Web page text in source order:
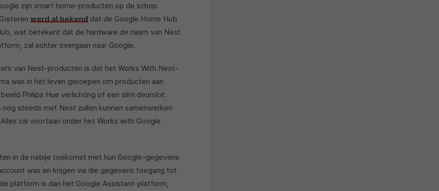
zijn smart home-producten op de schop
werd al bekend dat de Google Home Hub
wat betekent dat de hardware de naam van Nest
zal echter overgaan naar Google.
van Nest-producten is dat het Works With Nest-
was in het leven geroepen om producten aan
Philips Hue verlichting of een slim deurslot.
steeds met Nest zullen kunnen samenwerken
zal voortaan onder het Works with Google
in de nabije toekomst met hun Google-gegevens
was en krijgen via die gegevens toegang tot
platform is dan het Google Assistant-platform,